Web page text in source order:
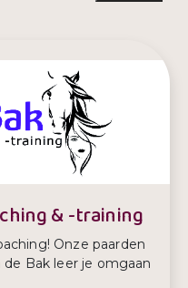
& -training
Onze paarden
Bak leer je omgaan